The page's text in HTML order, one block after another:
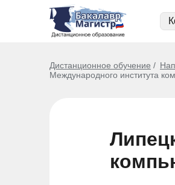
Дистанционное обучение
Международного института